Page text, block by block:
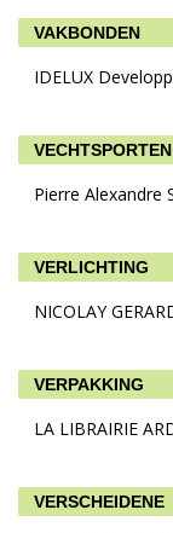
VAKBONDEN
IDELUX
Pierre Alexandre
VERLICHTING
NICOLAY
VERPAKKING
LA LIBRAIRIE
VERSCHEIDENE